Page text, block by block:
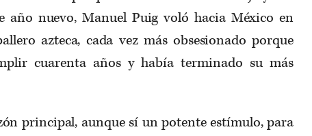
año nuevo, Manuel Puig voló hacia México en
azteca, cada vez más obsesionado porque
cuarenta años y había terminado su más
principal, aunque sí un potente estímulo, para